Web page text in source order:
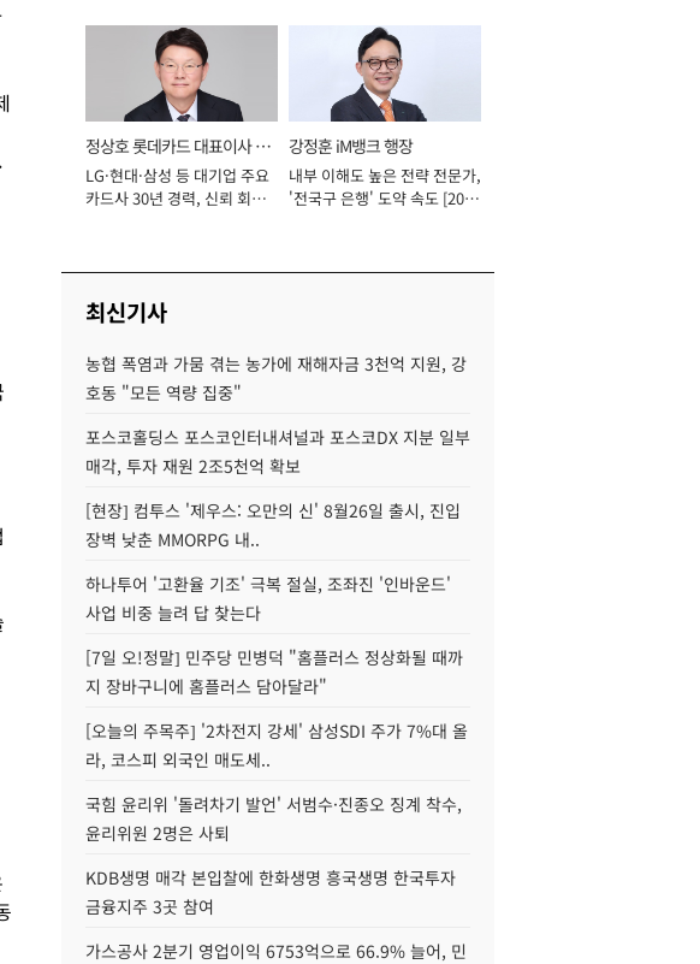
정상호 롯데카드 대표이사 사
장
LG·현대·삼성 등 대기업 주요
카드사 30년 경력, 신뢰 회복
강정훈 iM뱅크 행장
내부 이해도 높은 전략 전문가,
'전국구 은행' 도약 속도 [2026
최신기사
농협 폭염과 가뭄 겪는 농가에 재해자금 3천억 지원, 강
호동 "모든 역량 집중"
포스코홀딩스 포스코인터내셔널과 포스코DX 지분 일부
매각, 투자 재원 2조5천억 확보
[현장] 컴투스 '제우스: 오만의 신' 8월26일 출시, 진입
장벽 낮춘 MMORPG 내..
하나투어 '고환율 기조' 극복 절실, 조좌진 '인바운드'
사업 비중 늘려 답 찾는다
[7일 오!정말] 민주당 민병덕 "홈플러스 정상화될 때까
지 장바구니에 홈플러스 담아달라"
[오늘의 주목주] '2차전지 강세' 삼성SDI 주가 7%대 올
라, 코스피 외국인 매도세..
국힘 윤리위 '돌려차기 발언' 서범수·진종오 징계 착수,
윤리위원 2명은 사퇴
KDB생명 매각 본입찰에 한화생명 흥국생명 한국투자
금융지주 3곳 참여
가스공사 2분기 영업이익 6753억으로 66.9% 늘어, 민